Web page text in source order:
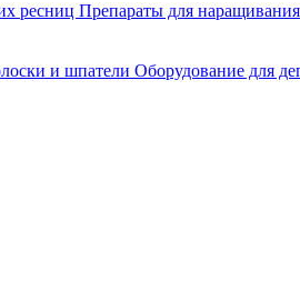
ресниц Препараты для наращивания
и шпатели Оборудование для